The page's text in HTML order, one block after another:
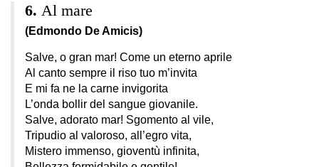
Al mare
(Edmondo De Amicis)
Salve, o gran mar! Come un eterno aprile
Al canto sempre il riso tuo m’invita
E mi fa ne la carne invigorita
L’onda bollir del sangue giovanile.
Salve, adorato mar! Sgomento al vile,
Tripudio al valoroso, all’egro vita,
Mistero immenso, gioventù infinita,